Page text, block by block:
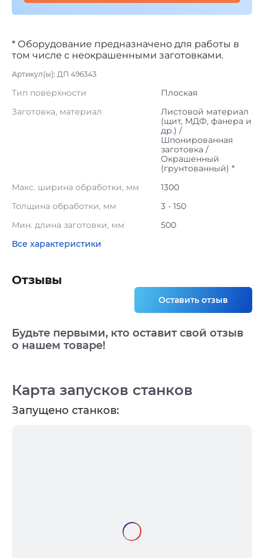
* Оборудование предназначено для работы в
том числе с неокрашенными заготовками.
Артикул(ы): ДП 496343
Тип поверхности
Плоская
Заготовка, материал
Листовой материал
(щит, МДФ, фанера и
др.) /
Шпонированная
заготовка /
Окрашенный
(грунтованный) *
Макс. ширина обработки, мм
1300
Толщина обработки, мм
3 - 150
Мин. длина заготовки, мм
500
Все характеристики
Карта запусков станков
Запущено станков:
Отзывы
Оставить отзыв
Будьте первыми, кто оставит свой отзыв
о нашем товаре!